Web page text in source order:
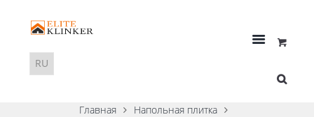
Главная
Напольная плитка